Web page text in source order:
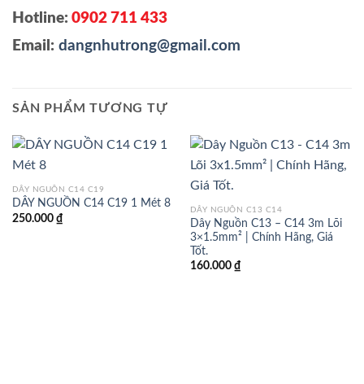
Hotline: 0902 711 433
Email: dangnhutrong@gmail.com
SẢN PHẨM TƯƠNG TỰ
DÂY NGUỒN C14 C19
DÂY NGUỒN C14 C19 1 Mét 8
250.000 ₫
DÂY NGUỒN C13 C14
Dây Nguồn C13 – C14 3m Lõi
3×1.5mm² | Chính Hãng, Giá
Tốt.
160.000 ₫